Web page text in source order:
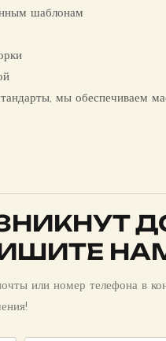
шаблонам
мы обеспечиваем
или номер телефона в